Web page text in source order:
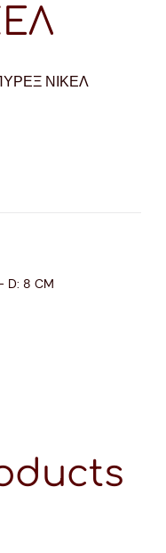
ΝΙΚΕΛ
D: 8 CM